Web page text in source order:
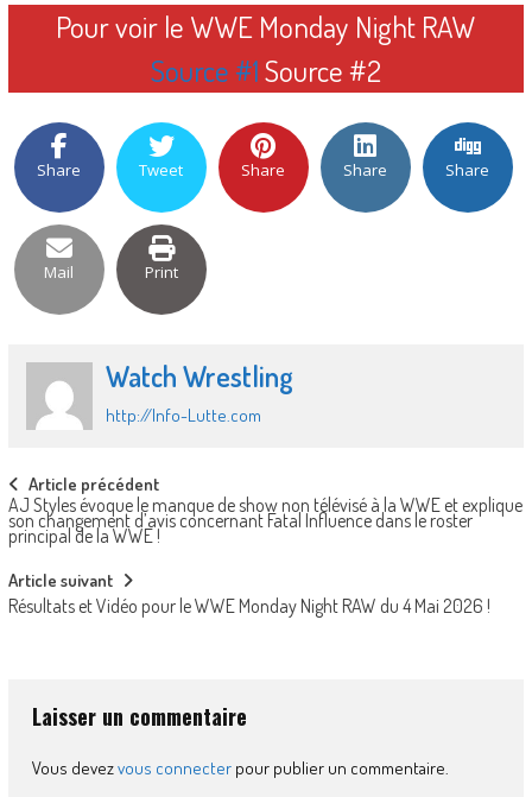
Pour voir le WWE Monday Night RAW
Source #1Source #2
Share Tweet Share Share Share
Mail Print
Watch Wrestling
http://Info-Lutte.com
Post
navigation
Article précédent
AJ Styles évoque le manque de show non télévisé à la WWE et explique
son changement d’avis concernant Fatal Influence dans le roster
principal de la WWE !
Article suivant
Résultats et Vidéo pour le WWE Monday Night RAW du 4 Mai 2026 !
Laisser un commentaire
Vous devezvous connecterpour publier un commentaire.